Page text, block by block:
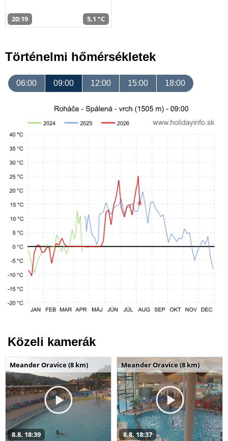
20:19 5,1 °C
Történelmi hőmérsékletek
06:00 09:00 12:00 15:00 18:00
Közeli kamerák
Meander Oravice (8 km)
8.8. 18:39
Meander Oravice (8 km)
8.8. 18:37